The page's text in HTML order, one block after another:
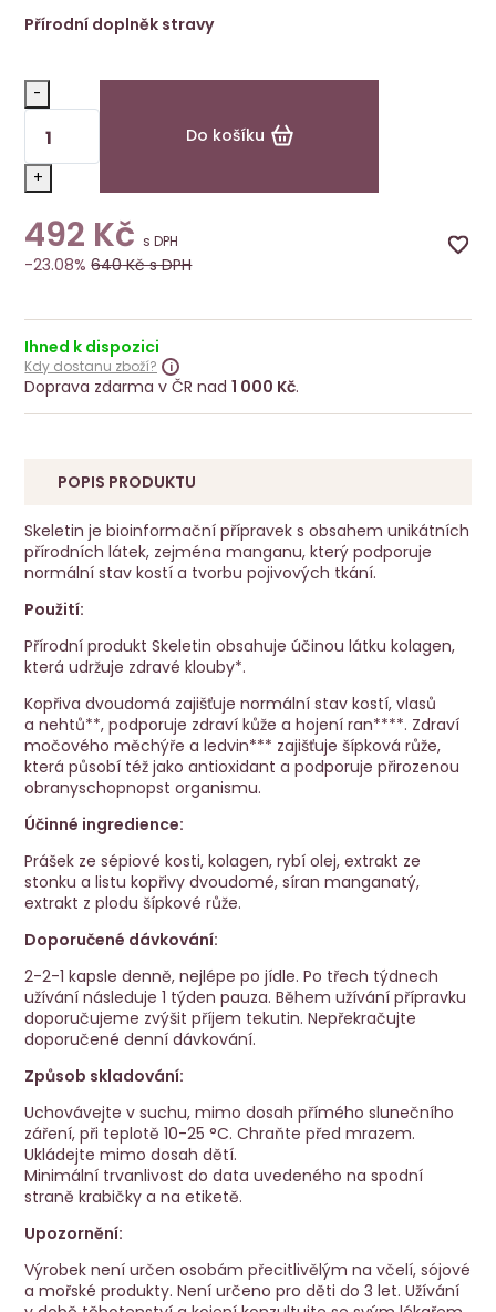
Přírodní doplněk stravy
-
+
Do košíku
492 Kčs DPH
-23.08% 640Kč s DPH
Ihned k dispozici
Kdy dostanu zboží?
Doprava zdarma v ČR nad1 000 Kč.
POPIS PRODUKTU
Skeletin je bioinformační přípravek s obsahem unikátních
přírodních látek, zejména manganu, který podporuje
normální stav kostí a tvorbu pojivových tkání.
Použití:
Přírodní produkt Skeletin obsahuje účinou látku kolagen,
která udržuje zdravé klouby*.
Kopřiva dvoudomá zajišťuje normální stav kostí, vlasů
a nehtů**, podporuje zdraví kůže a hojení ran****. Zdraví
močového měchýře a ledvin*** zajišťuje šípková růže,
která působí též jako antioxidant a podporuje přirozenou
obranyschopnopst organismu.
Účinné ingredience:
Prášek ze sépiové kosti, kolagen, rybí olej, extrakt ze
stonku a listu kopřivy dvoudomé, síran manganatý,
extrakt z plodu šípkové růže.
Doporučené dávkování:
2-2-1 kapsle denně, nejlépe po jídle. Po třech týdnech
užívání následuje 1 týden pauza. Během užívání přípravku
doporučujeme zvýšit příjem tekutin. Nepřekračujte
doporučené denní dávkování.
Způsob skladování:
Uchovávejte v suchu, mimo dosah přímého slunečního
záření, při teplotě 10-25 °C. Chraňte před mrazem.
Ukládejte mimo dosah dětí.
Minimální trvanlivost do data uvedeného na spodní
straně krabičky a na etiketě.
Upozornění:
Výrobek není určen osobám přecitlivělým na včelí, sójové
a mořské produkty. Není určeno pro děti do 3 let. Užívání